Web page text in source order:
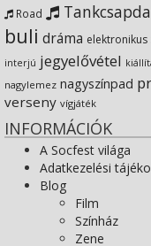
Road Tankcsapda
buli dráma elektronikus
interjú jegyelővétel
nagylemez nagyszínpad
verseny vígjáték
INFORMÁCIÓK
A Socfest világa
Adatkezelési
Blog
Film
Színház
Zene